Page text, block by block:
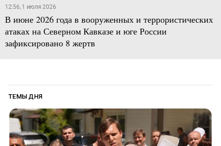
12:56, 1 июля 2026
В июне 2026 года в вооруженных и террористических
атаках на Северном Кавказе и юге России
зафиксировано 8 жертв
ТЕМЫ ДНЯ